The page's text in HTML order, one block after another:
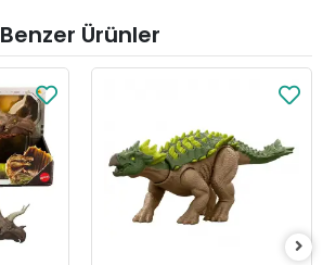
Benzer Ürünler